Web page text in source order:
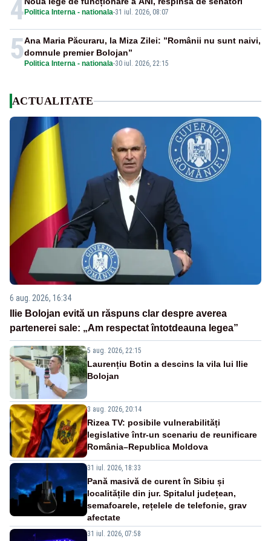
4 Politica Interna - nationala-31 iul. 2026, 08:07
5 Politica Interna - nationala-30 iul. 2026, 22:15
Ana Maria Păcuraru, la Miza Zilei: ”Românii nu sunt naivi,
domnule premier Bolojan”
ACTUALITATE
6 aug. 2026, 16:34
Ilie Bolojan evită un răspuns clar despre averea
partenerei sale: „Am respectat întotdeauna legea”
5 aug. 2026, 22:15
Laurențiu Botin a descins la vila lui Ilie
Bolojan
3 aug. 2026, 20:14
Rizea TV: posibile vulnerabilități
legislative într-un scenariu de reunificare
România–Republica Moldova
31 iul. 2026, 18:33
Pană masivă de curent în Sibiu și
localitățile din jur. Spitalul județean,
semafoarele, rețelele de telefonie, grav
afectate
31 iul. 2026, 07:58